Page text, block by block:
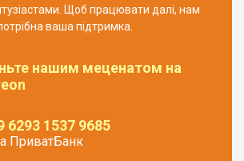
Щоб працювати далі, нам
ваша підтримка.
нашим меценатом на
6293 1537 9685
ПриватБанк